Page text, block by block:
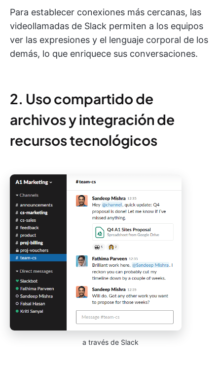
Para establecer conexiones más cercanas, las
videollamadas de Slack permiten a los equipos
ver las expresiones y el lenguaje corporal de los
demás, lo que enriquece sus conversaciones.
2. Uso compartido de
archivos y integración de
recursos tecnológicos
a través de Slack